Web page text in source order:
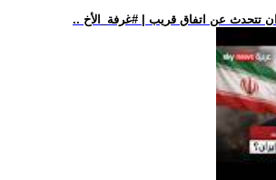
تتحدث عن اتفاق قريب | #غرفة_الأخ